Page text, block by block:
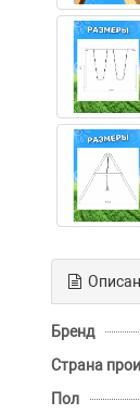
Бренд
Страна
Пол